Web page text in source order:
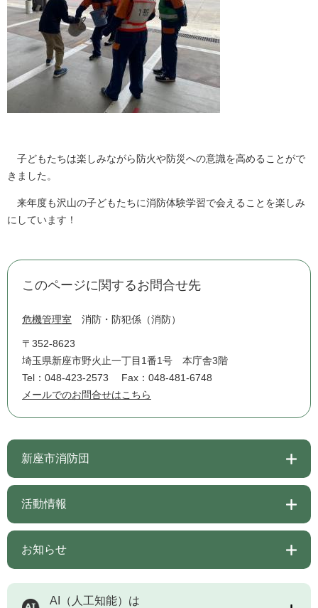
子どもたちは楽しみながら防火や防災への意識を高めることがで
きました。
来年度も沢山の子どもたちに消防体験学習で会えることを楽しみ
にしています！
このページに関するお問合せ先
危機管理室 消防・防犯係（消防）
〒352-8623
埼玉県新座市野火止一丁目1番1号 本庁舎3階
Tel：048-423-2573
Fax：048-481-6748
メールでのお問合せはこちら
新座市消防団
活動情報
お知らせ
AI（人工知能）は